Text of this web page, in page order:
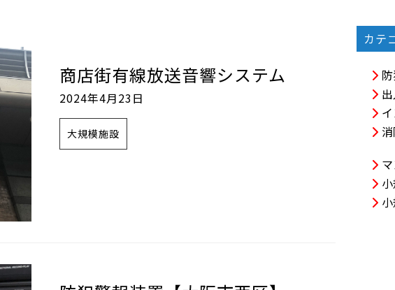
商店街有線放送音響システム
2024年4月23日
大規模施設
カテ